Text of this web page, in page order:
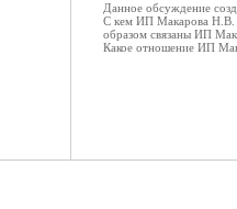
Данное обсуждение
С кем ИП Макарова Н.В.
образом связаны ИП
Какое отношение ИП